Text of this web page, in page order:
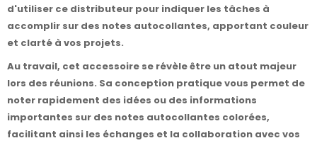
d'utiliser ce distributeur pour indiquer les tâches à
accomplir sur des notes autocollantes, apportant couleur
et clarté à vos projets.
Au travail, cet accessoire se révèle être un atout majeur
lors des réunions. Sa conception pratique vous permet de
noter rapidement des idées ou des informations
importantes sur des notes autocollantes colorées,
facilitant ainsi les échanges et la collaboration avec vos